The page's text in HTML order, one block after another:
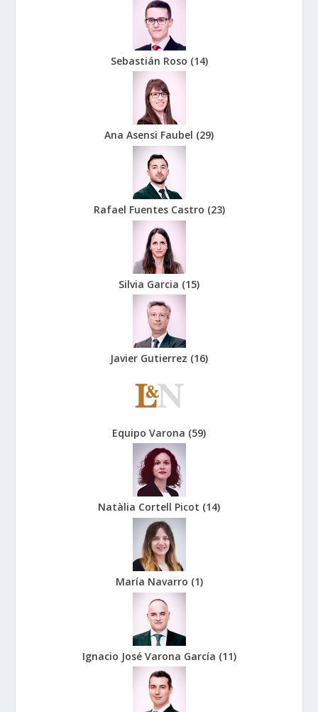
Sebastián Roso (14)
Ana Asensi Faubel (29)
Rafael Fuentes Castro (23)
Silvia Garcia (15)
Javier Gutierrez (16)
Equipo Varona (59)
Natàlia Cortell Picot (14)
María Navarro (1)
Ignacio José Varona García (11)